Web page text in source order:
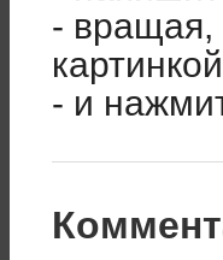
- вращая,
картинкой
- и